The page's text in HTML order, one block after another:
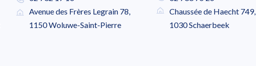
Avenue des Frères Legrain 78,
1150 Woluwe-Saint-Pierre
Chaussée de Haecht 749,
1030 Schaerbeek